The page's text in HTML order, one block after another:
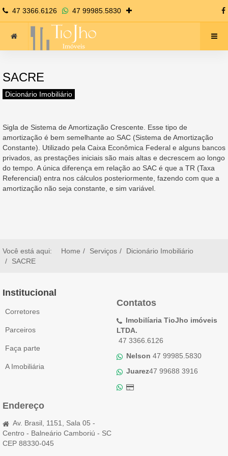
47 3366.6126 47 99985.5830
SACRE
Dicionário Imobiliário
Sigla de Sistema de Amortização Crescente. Esse tipo de
amortização é bem semelhante ao SAC (Sistema de Amortização
Constante). Utilizado pela Caixa Econômica Federal e alguns bancos
privados, as prestações iniciais são mais altas e decrescem ao longo
do tempo. A única diferença em relação ao SAC é que a TR (Taxa
Referencial) entra nos cálculos posteriormente, fazendo com que a
amortização não seja constante, e sim variável.
Você está aqui: Home Serviços
Dicionário Imobiliário
SACRE
Institucional
Corretores
Parceiros
Faça parte
A Imobiliária
Contatos
Imobilíaria TioJho imóveis
LTDA.
47 3366.6126
Nelson 47 99985.5830
Juarez47 99688 3916
Endereço
Av. Brasil, 1151, Sala 05 -
Centro - Balneário Camboriú - SC
CEP 88330-045